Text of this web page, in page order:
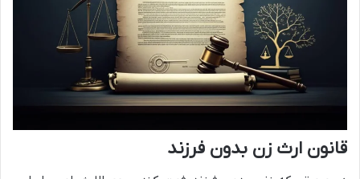
قانون ارث زن بدون فرزند